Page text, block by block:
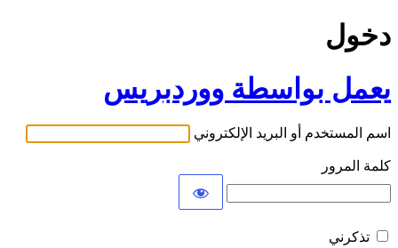
دخول
يعمل بواسطة ووردبريس
اسم المستخدم أو البريد الإلكتروني
كلمة المرور
تذكرني